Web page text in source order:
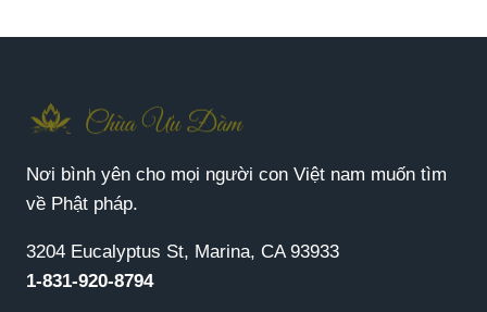
Nơi bình yên cho mọi người con Việt nam muốn tìm
về Phật pháp.
3204 Eucalyptus St, Marina, CA 93933
1-831-920-8794